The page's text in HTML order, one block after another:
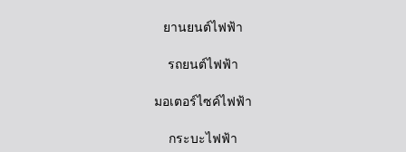
ยานยนต์ไฟฟ้า
รถยนต์ไฟฟ้า
มอเตอร์ไซค์ไฟฟ้า
กระบะไฟฟ้า